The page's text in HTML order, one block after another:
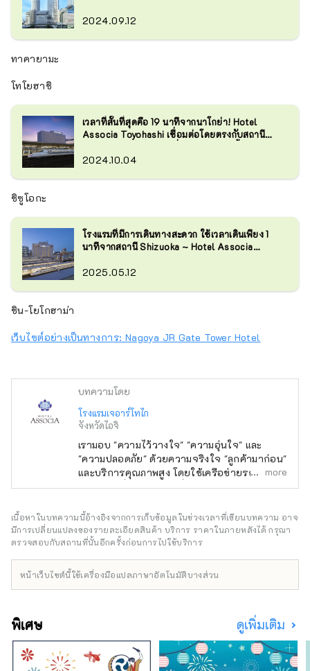
2024.09.12
ทาคายามะ
โทโยฮาชิ
เวลาที่สั้นที่สุดคือ 19 นาทีจากนาโกย่า! Hotel
Associa Toyohashi เชื่อมต่อโดยตรงกับสถานี
เที่ยวและธุรกิจ!
2024.10.04
ชิซูโอกะ
โรงแรมที่มีการเดินทางสะดวก ใช้เวลาเดินเพียง 1
นาทีจากสถานี Shizuoka ~ Hotel Associa
2025.05.12
ชิน-โยโกฮาม่า
เว็บไซต์อย่างเป็นทางการ: Nagoya JR Gate Tower Hotel
บทความโดย
โรงแรมเจอาร์โทไก
จังหวัดไอจิ
เรามอบ "ความไว้วางใจ" "ความอุ่นใจ" และ
"ความปลอดภัย" ด้วยความจริงใจ "ลูกค้ามาก่อน"
และบริการคุณภาพสูง โดยใช้เครือข่ายรถไฟที่
สนับสนุนญี่ปุ่นอย่างเต็มที่ เรายินดีต้อนรับลูกค้า
ที่ดีที่สุดและการต้อนรับที่ดีที่สุดเพื่อตอบสนองทุก
ความต้องการของคุณ
more
เนื้อหาในบทความนี้อ้างอิงจากการเก็บข้อมูลในช่วงเวลาที่เขียนบทความ อาจ
มีการเปลี่ยนแปลงของรายละเอียดสินค้า บริการ ราคาในภายหลังได้ กรุณา
ตรวจสอบกับสถานที่นั้นอีกครั้งก่อนการไปใช้บริการ
หน้าเว็บไซต์นี้ใช้เครื่องมือแปลภาษาอัตโนมัติบางส่วน
พิเศษ ดูเพิ่มเติม